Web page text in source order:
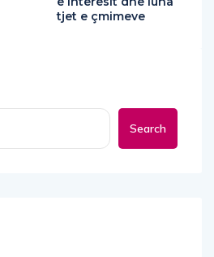
tjet e çmimeve
Search